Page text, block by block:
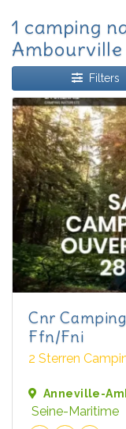
1 camping
Filters
Cnr
Ffn/Fni
2 Sterren
Anneville-
Seine-Maritime